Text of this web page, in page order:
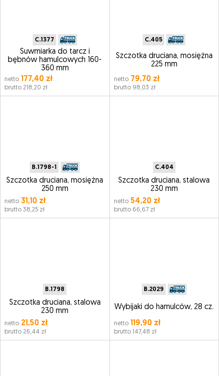
C.1377
Suwmiarka do tarcz i
bębnów hamulcowych 160-
360 mm
netto 177,40 zł
brutto 218,20 zł
C.405
Szczotka druciana, mosiężna
225 mm
netto79,70 zł
brutto 98,03 zł
B.1798-1
Szczotka druciana, mosiężna
250 mm
netto 31,10 zł
brutto 38,25 zł
C.404
Szczotka druciana, stalowa
230 mm
netto54,20 zł
brutto 66,67 zł
B.1798
Szczotka druciana, stalowa
230 mm
netto 21,50 zł
brutto 26,44 zł
B.2029
Wybijaki do hamulców, 28 cz.
netto119,90 zł
brutto 147,48 zł